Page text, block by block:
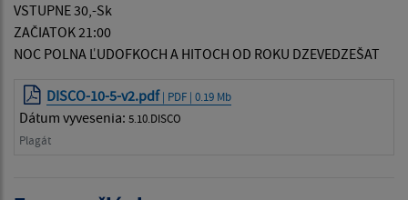
VSTUPNE 30,-Sk
ZAČIATOK 21:00
NOC POLNA ĽUDOFKOCH A HITOCH OD ROKU DZEVEDZEŠAT
DISCO-10-5-v2.pdf | PDF | 0.19 Mb
Dátum vyvesenia: 5.10.DISCO
Plagát